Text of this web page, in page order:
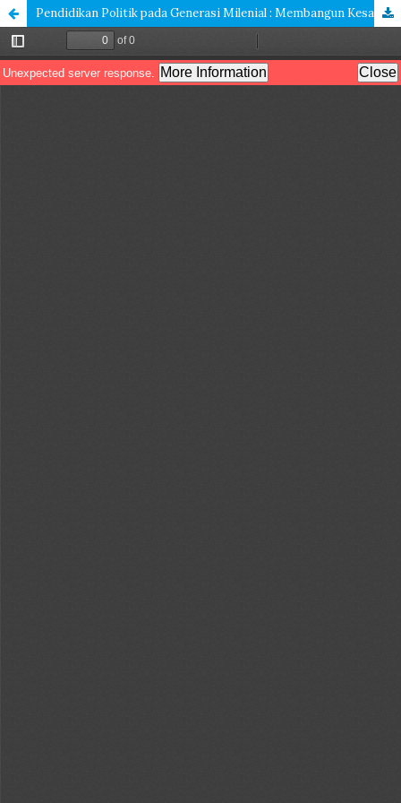
Pendidikan Politik pada Generasi Milenial : Membangun Kesadaran Demokratis di Era Digital